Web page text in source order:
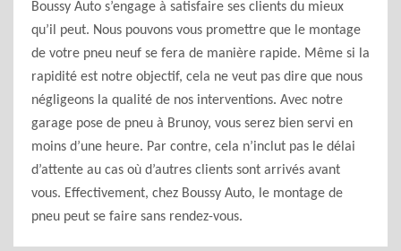
Boussy Auto s’engage à satisfaire ses clients du mieux
qu’il peut. Nous pouvons vous promettre que le montage
de votre pneu neuf se fera de manière rapide. Même si la
rapidité est notre objectif, cela ne veut pas dire que nous
négligeons la qualité de nos interventions. Avec notre
garage pose de pneu à Brunoy, vous serez bien servi en
moins d’une heure. Par contre, cela n’inclut pas le délai
d’attente au cas où d’autres clients sont arrivés avant
vous. Effectivement, chez Boussy Auto, le montage de
pneu peut se faire sans rendez-vous.